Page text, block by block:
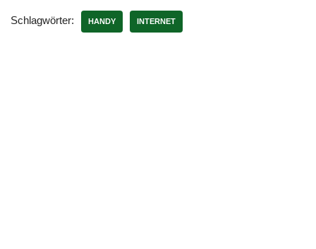
Schlagwörter: HANDY INTERNET